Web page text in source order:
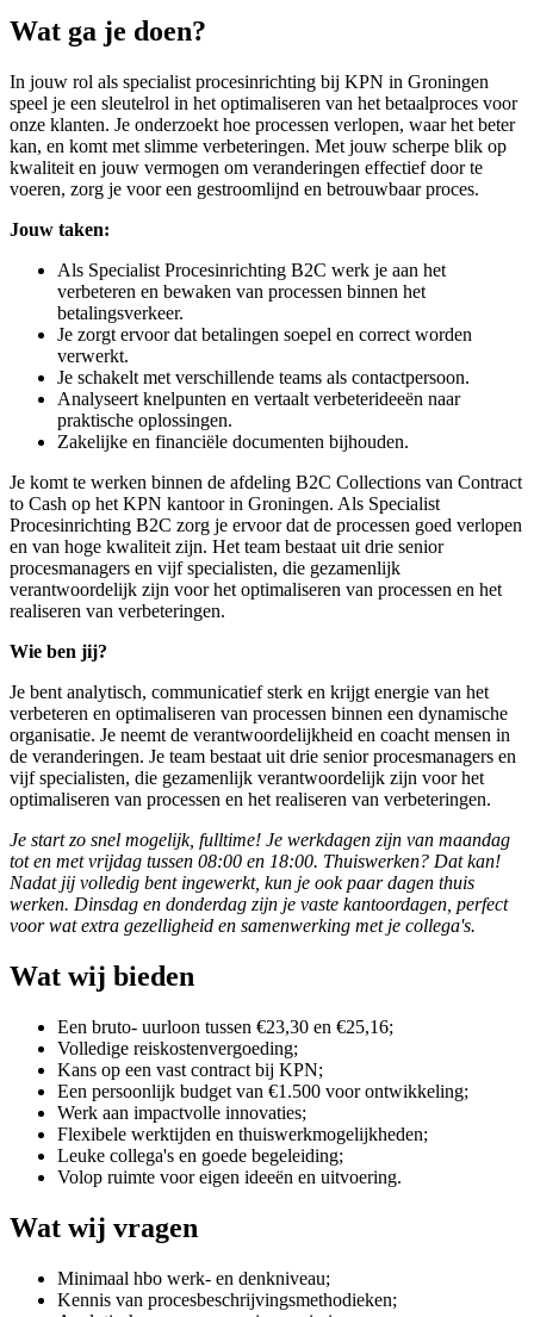
Wat ga je doen?
In jouw rol als specialist procesinrichting bij KPN in Groningen
speel je een sleutelrol in het optimaliseren van het betaalproces voor
onze klanten. Je onderzoekt hoe processen verlopen, waar het beter
kan, en komt met slimme verbeteringen. Met jouw scherpe blik op
kwaliteit en jouw vermogen om veranderingen effectief door te
voeren, zorg je voor een gestroomlijnd en betrouwbaar proces.
Jouw taken:
Als Specialist Procesinrichting B2C werk je aan het
verbeteren en bewaken van processen binnen het
betalingsverkeer.
Je zorgt ervoor dat betalingen soepel en correct worden
verwerkt.
Je schakelt met verschillende teams als contactpersoon.
Analyseert knelpunten en vertaalt verbeterideeën naar
praktische oplossingen.
Zakelijke en financiële documenten bijhouden.
Je komt te werken binnen de afdeling B2C Collections van Contract
to Cash op het KPN kantoor in Groningen. Als Specialist
Procesinrichting B2C zorg je ervoor dat de processen goed verlopen
en van hoge kwaliteit zijn. Het team bestaat uit drie senior
procesmanagers en vijf specialisten, die gezamenlijk
verantwoordelijk zijn voor het optimaliseren van processen en het
realiseren van verbeteringen.
Wie ben jij?
Je bent analytisch, communicatief sterk en krijgt energie van het
verbeteren en optimaliseren van processen binnen een dynamische
organisatie. Je neemt de verantwoordelijkheid en coacht mensen in
de veranderingen. Je team bestaat uit drie senior procesmanagers en
vijf specialisten, die gezamenlijk verantwoordelijk zijn voor het
optimaliseren van processen en het realiseren van verbeteringen.
Je start zo snel mogelijk, fulltime! Je werkdagen zijn van maandag
tot en met vrijdag tussen 08:00 en 18:00. Thuiswerken? Dat kan!
Nadat jij volledig bent ingewerkt, kun je ook paar dagen thuis
werken. Dinsdag en donderdag zijn je vaste kantoordagen, perfect
voor wat extra gezelligheid en samenwerking met je collega's.
Wat wij bieden
Een bruto- uurloon tussen €23,30 en €25,16;
Volledige reiskostenvergoeding;
Kans op een vast contract bij KPN;
Een persoonlijk budget van €1.500 voor ontwikkeling;
Werk aan impactvolle innovaties;
Flexibele werktijden en thuiswerkmogelijkheden;
Leuke collega's en goede begeleiding;
Volop ruimte voor eigen ideeën en uitvoering.
Wat wij vragen
Minimaal hbo werk- en denkniveau;
Kennis van procesbeschrijvingsmethodieken;